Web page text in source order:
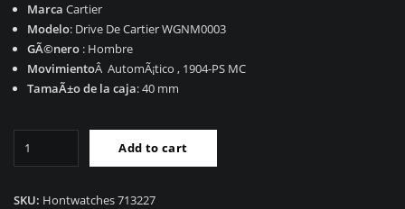
Marca Cartier
Modelo: Drive De Cartier WGNM0003
GÃ©nero: Hombre
MovimientoÂ AutomÃ¡tico , 1904-PS MC
TamaÃ±o de la caja: 40 mm
Cartier
Add to cart
SKU: Hontwatches 713227